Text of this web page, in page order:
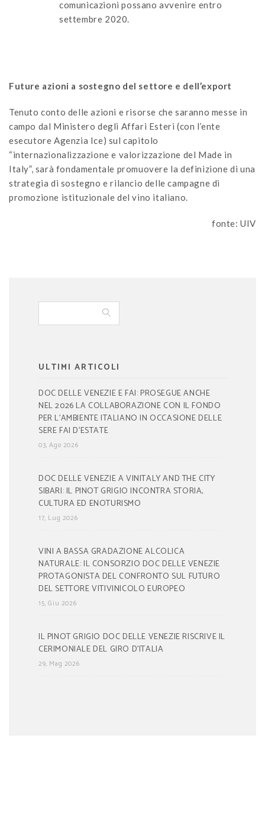
comunicazioni possano avvenire entro
settembre 2020.
Future azioni a sostegno del settore e dell’export
Tenuto conto delle azioni e risorse che saranno messe in
campo dal Ministero degli Affari Esteri (con l’ente
esecutore Agenzia Ice) sul capitolo
“internazionalizzazione e valorizzazione del Made in
Italy”, sarà fondamentale promuovere la definizione di una
strategia di sostegno e rilancio delle campagne di
promozione istituzionale del vino italiano.
fonte: UIV
ULTIMI ARTICOLI
DOC DELLE VENEZIE E FAI: PROSEGUE ANCHE
NEL 2026 LA COLLABORAZIONE CON IL FONDO
PER L’AMBIENTE ITALIANO IN OCCASIONE DELLE
SERE FAI D’ESTATE
03, Ago 2026
DOC DELLE VENEZIE A VINITALY AND THE CITY
SIBARI: IL PINOT GRIGIO INCONTRA STORIA,
CULTURA ED ENOTURISMO
17, Lug 2026
VINI A BASSA GRADAZIONE ALCOLICA
NATURALE: IL CONSORZIO DOC DELLE VENEZIE
PROTAGONISTA DEL CONFRONTO SUL FUTURO
DEL SETTORE VITIVINICOLO EUROPEO
15, Giu 2026
IL PINOT GRIGIO DOC DELLE VENEZIE RISCRIVE IL
CERIMONIALE DEL GIRO D’ITALIA
29, Mag 2026